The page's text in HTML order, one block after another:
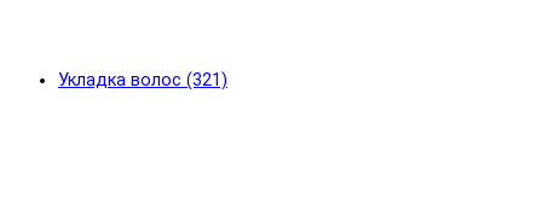
Укладка волос (321)